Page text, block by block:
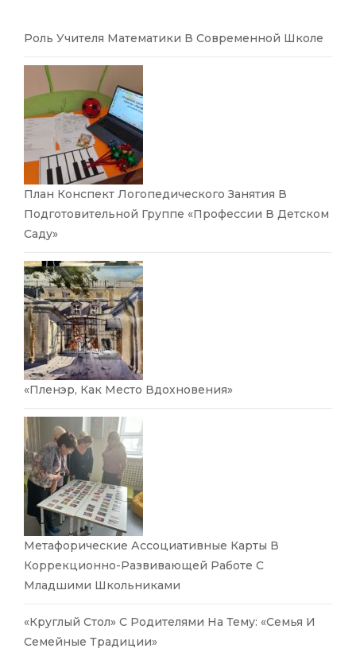
Роль Учителя Математики В Современной Школе
План Конспект Логопедического Занятия В
Подготовительной Группе «Профессии В Детском
Саду»
«Пленэр, Как Место Вдохновения»
Метафорические Ассоциативные Карты В
Коррекционно-Развивающей Работе С
Младшими Школьниками
«Круглый Стол» С Родителями На Тему: «Семья И
Семейные Традиции»